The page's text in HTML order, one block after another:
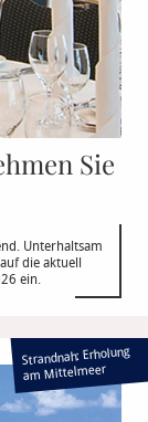
Sie
Unterhaltsam
die aktuell
ein.
Strandnah: Erholung
am Mittelmeer